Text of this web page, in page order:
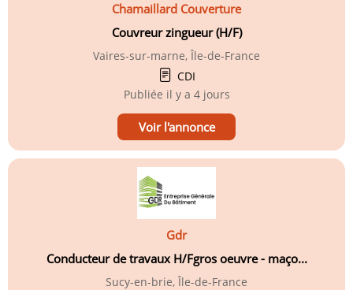
Chamaillard Couverture
Couvreur zingueur (H/F)
Vaires-sur-marne, Île-de-France
CDI
Publiée il y a 4 jours
Voir l'annonce
Gdr
Conducteur de travaux H/Fgros oeuvre - maço...
Sucy-en-brie, Île-de-France